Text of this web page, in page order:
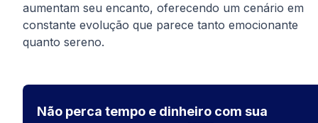
aumentam seu encanto, oferecendo um cenário em
constante evolução que parece tanto emocionante
quanto sereno.
Não perca tempo e dinheiro com sua